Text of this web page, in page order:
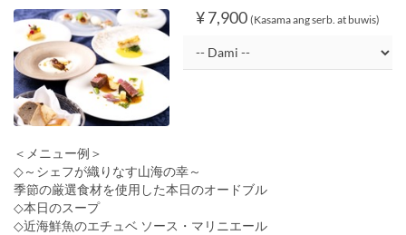
¥ 7,900 (Kasama ang serb. at buwis)
＜メニュー例＞
◇～シェフが織りなす山海の幸～
季節の厳選食材を使用した本日のオードブル
◇本日のスープ
◇近海鮮魚のエチュベ ソース・マリニエール